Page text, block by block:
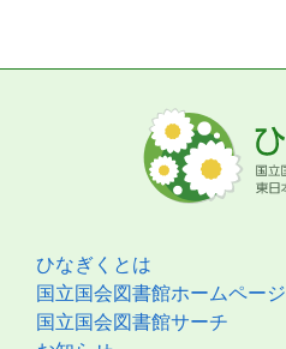
ひなぎくとは
国立国会図書館ホームページ
国立国会図書館サーチ